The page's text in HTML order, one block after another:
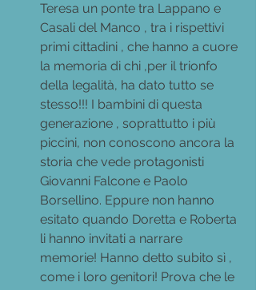
Teresa un ponte tra Lappano e
Casali del Manco , tra i rispettivi
primi cittadini , che hanno a cuore
la memoria di chi ,per il trionfo
della legalità, ha dato tutto se
stesso!!! I bambini di questa
generazione , soprattutto i più
piccini, non conoscono ancora la
storia che vede protagonisti
Giovanni Falcone e Paolo
Borsellino. Eppure non hanno
esitato quando Doretta e Roberta
li hanno invitati a narrare
memorie! Hanno detto subito sì ,
come i loro genitori! Prova che le